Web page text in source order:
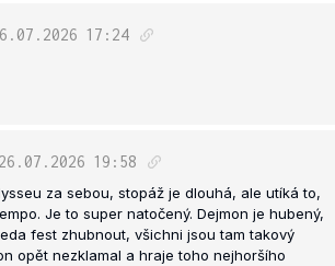
17:24
26.07.2026 19:58
za sebou, stopáž je dlouhá, ale utíká to,
Je to super natočený. Dejmon je hubený,
fest zhubnout, všichni jsou tam takový
opět nezklamal a hraje toho nejhoršího